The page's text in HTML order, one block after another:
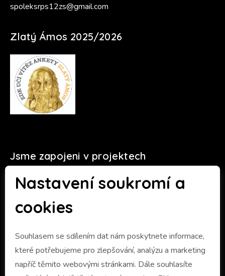
Nastavení soukromí a
cookies
Souhlasem se sdílením dat nám poskytnete informace,
které potřebujeme pro zlepšování, analýzu a marketing
napříč těmito webovými stránkami. Dále souhlasíte
spoleksrps12zs@gmail.com
Zlatý Ámos 2025/2026
Jsme zapojeni v projektech